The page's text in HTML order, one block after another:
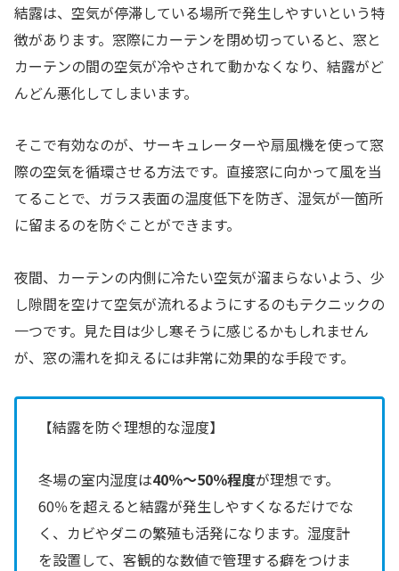
結露は、空気が停滞している場所で発生しやすいという特
徴があります。窓際にカーテンを閉め切っていると、窓と
カーテンの間の空気が冷やされて動かなくなり、結露がど
んどん悪化してしまいます。
そこで有効なのが、サーキュレーターや扇風機を使って窓
際の空気を循環させる方法です。直接窓に向かって風を当
てることで、ガラス表面の温度低下を防ぎ、湿気が一箇所
に留まるのを防ぐことができます。
夜間、カーテンの内側に冷たい空気が溜まらないよう、少
し隙間を空けて空気が流れるようにするのもテクニックの
一つです。見た目は少し寒そうに感じるかもしれません
が、窓の濡れを抑えるには非常に効果的な手段です。
【結露を防ぐ理想的な湿度】
冬場の室内湿度は40％〜50％程度が理想です。
60％を超えると結露が発生しやすくなるだけでな
く、カビやダニの繁殖も活発になります。湿度計
を設置して、客観的な数値で管理する癖をつけま